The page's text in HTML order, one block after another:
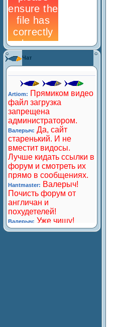
Чат